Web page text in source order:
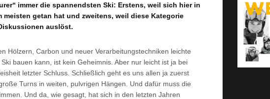
immer die spannendsten Ski: Erstens, weil sich hier in
meisten getan hat und zweitens, weil diese Kategorie
auslöst.
Hölzern, Carbon und neuer Verarbeitungstechniken leichte
bauen kann, ist kein Geheimnis. Aber nur leicht ist ja bei
letzter Schluss. Schließlich geht es uns allen ja zuerst
Turns in weiten, pulvrigen Hängen. Und dafür muss die
Und da, wie gesagt, hat sich in den letzten Jahren